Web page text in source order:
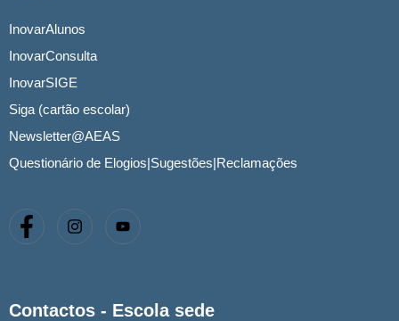
InovarAlunos
InovarConsulta
InovarSIGE
Siga (cartão escolar)
Newsletter@AEAS
Questionário de Elogios|Sugestões|Reclamações
Contactos - Escola sede